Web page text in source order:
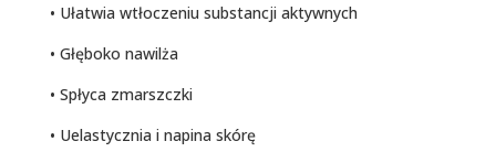
• Ułatwia wtłoczeniu substancji aktywnych
• Głęboko nawilża
• Spłyca zmarszczki
• Uelastycznia i napina skórę